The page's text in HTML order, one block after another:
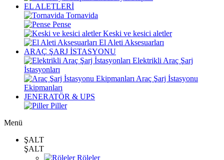
EL ALETLERİ
Tornavida
Pense
Keski ve kesici aletler
El Aleti Aksesuarları
ARAÇ ŞARJ İSTASYONU
Elektrikli Araç Şarj
İstasyonları
Araç Şarj İstasyonu
Ekipmanları
JENERATÖR & UPS
Piller
Menü
ŞALT
ŞALT
Röleler